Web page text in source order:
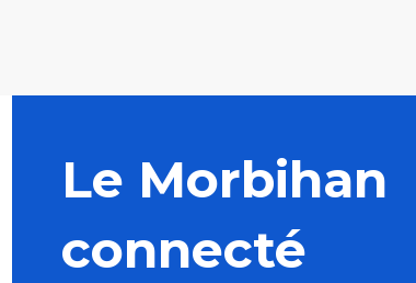
Le Morbihan
connecté